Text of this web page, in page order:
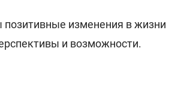
изменения в жизни
и возможности.